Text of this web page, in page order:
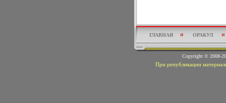
ГЛАВНАЯ ОРАКУЛ
Copyright © 2008-
При републикации